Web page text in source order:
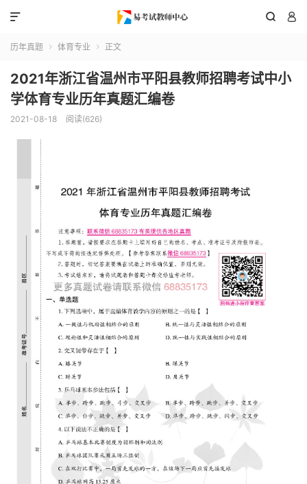
 

历年真题  体育专业  正文
2021年浙江省温州市平阳县教师招聘考试中小
学体育专业历年真题汇编卷
2021-08-18 阅读(626)